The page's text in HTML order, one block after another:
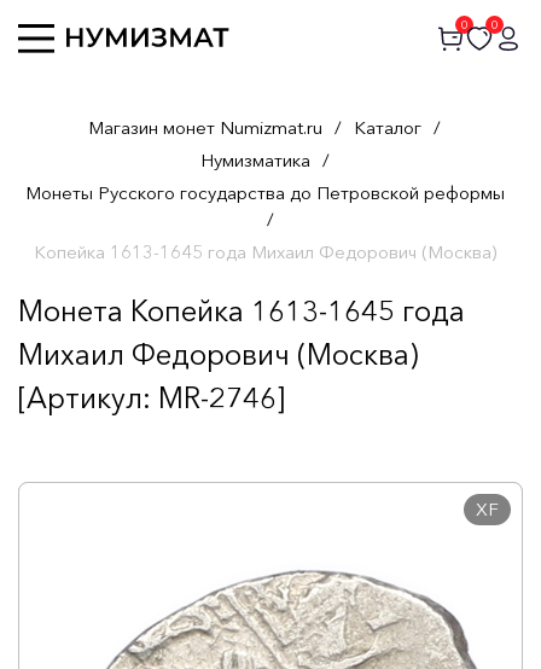
0 0
Магазин монет Numizmat.ru / Каталог /
Нумизматика /
Монеты Русского государства до Петровской реформы
/
Копейка 1613-1645 года Михаил Федорович (Москва)
Монета Копейка 1613-1645 года
Михаил Федорович (Москва)
[Артикул: MR-2746]
XF